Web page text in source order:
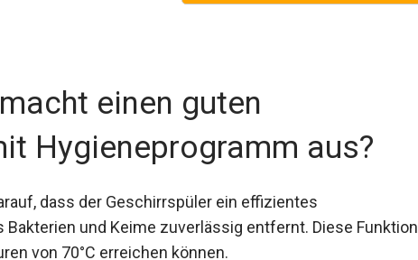
einen guten
Hygieneprogramm aus?
dass der Geschirrspüler ein effizientes
Bakterien und Keime zuverlässig entfernt. Diese Funktion
von 70°C erreichen können.